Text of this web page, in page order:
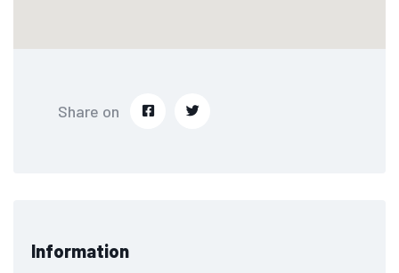
Share on
Information